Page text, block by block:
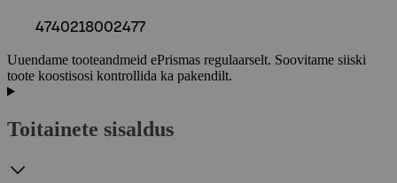
4740218002477
Uuendame tooteandmeid ePrismas regulaarselt. Soovitame siiski
toote koostisosi kontrollida ka pakendilt.
Toitainete sisaldus